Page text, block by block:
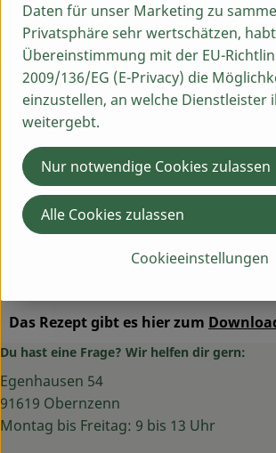
Ramen Naturreisnudeln nach
kochen, abgießen und mit kaltem
Lauchzwiebeln putzen und in feine
Choi putzen und die Blätter der Länge
breite Streifen schneiden.
Stielen zupfen, die Stiele fein hacken.
vor dem Servieren Lauchzwiebeln und
Suppe geben und kurz köcheln lassen.
hinzugeben und die Suppe in vier
paar Korianderblättern und Sesam
Das Rezept gibt es hier zum
Du hast eine Frage? Wir helfen dir gern:
Egenhausen 54
91619 Obernzenn
Montag bis Freitag: 9 bis 13 Uhr
Daten für unser Marketing zu
Privatsphäre sehr wertschätzen,
Übereinstimmung mit der EU-
2009/136/EG (E-Privacy) die
einzustellen, an welche Dienstleister
weitergebt.
Cookieeinstellungen
Nur notwendige Cookies zulassen
Alle Cookies zulassen